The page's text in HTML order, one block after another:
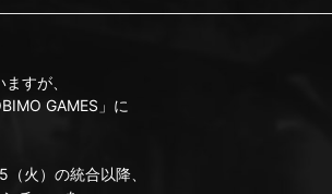
すが、
GAMES」に
火）の統合以降、